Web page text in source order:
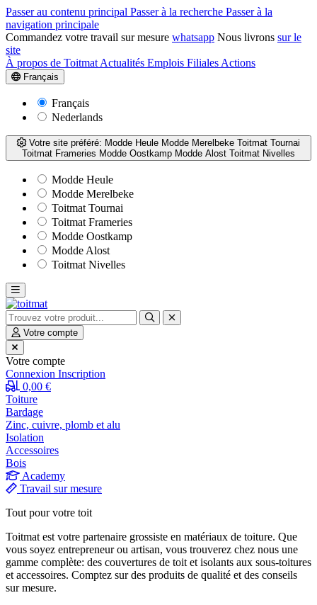
Passer au contenu principal Passer à la recherche Passer à la
navigation principale
Commandez votre travail sur mesure whatsapp Nous livrons sur le
site
À propos de Toitmat Actualités Emplois Filiales Actions
Français
Français
Nederlands
Votre site préféré: Modde Heule Modde Merelbeke Toitmat Tournai
Toitmat Frameries Modde Oostkamp Modde Alost Toitmat Nivelles
Modde Heule
Modde Merelbeke
Toitmat Tournai
Toitmat Frameries
Modde Oostkamp
Modde Alost
Toitmat Nivelles
Votre compte
Votre compte
Connexion Inscription
0,00 €
Toiture
Bardage
Zinc, cuivre, plomb et alu
Isolation
Accessoires
Bois
Academy
Travail sur mesure
Tout pour votre toit
Toitmat est votre partenaire grossiste en matériaux de toiture. Que
vous soyez entrepreneur ou artisan, vous trouverez chez nous une
gamme complète: des couvertures de toit et isolants aux sous-toitures
et accessoires. Comptez sur des produits de qualité et des conseils
sur mesure.